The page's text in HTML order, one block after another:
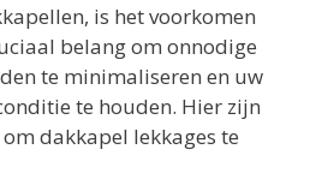
is het voorkomen
belang om onnodige
te minimaliseren en uw
te houden. Hier zijn
dakkapel lekkages te